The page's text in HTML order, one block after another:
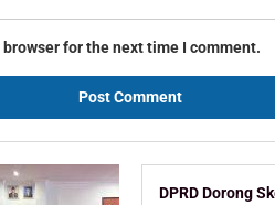
for the next time I comment.
DPRD Dorong